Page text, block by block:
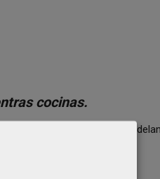
cocinas.
talla única. Incluye bolsillo